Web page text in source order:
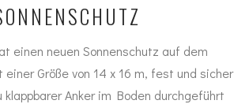
einen neuen Sonnenschutz auf dem
Größe von 14 x 16 m, fest und sicher
Anker im Boden durchgeführt